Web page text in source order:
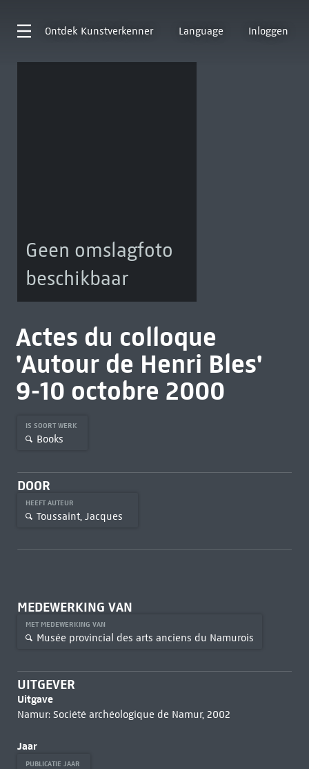
Ontdek Kunstverkenner Language Inloggen
Geen omslagfoto
beschikbaar
Actes du colloque
'Autour de Henri Bles'
9-10 octobre 2000
IS SOORT WERK
Books
DOOR
HEEFT AUTEUR
Toussaint, Jacques
MEDEWERKING VAN
MET MEDEWERKING VAN
Musée provincial des arts anciens du Namurois
UITGEVER
Uitgave
Namur: Société archéologique de Namur, 2002
Jaar
PUBLICATIE JAAR